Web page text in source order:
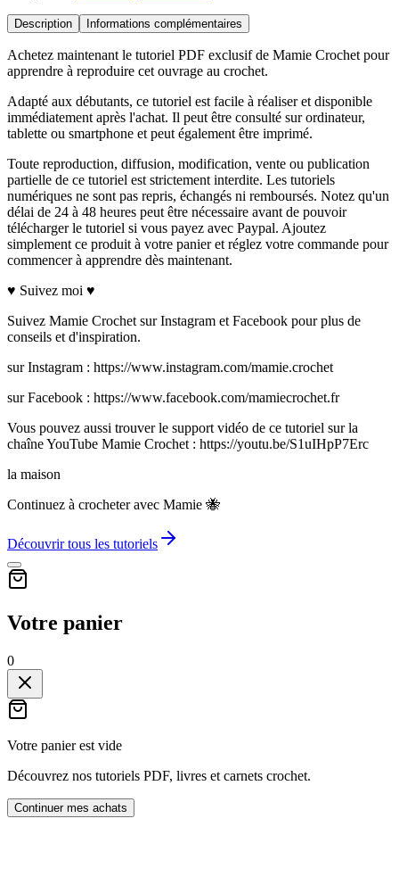
Description Informations complémentaires
Achetez maintenant le tutoriel PDF exclusif de Mamie Crochet pour
apprendre à reproduire cet ouvrage au crochet.
Adapté aux débutants, ce tutoriel est facile à réaliser et disponible
immédiatement après l'achat. Il peut être consulté sur ordinateur,
tablette ou smartphone et peut également être imprimé.
Toute reproduction, diffusion, modification, vente ou publication
partielle de ce tutoriel est strictement interdite. Les tutoriels
numériques ne sont pas repris, échangés ni remboursés. Notez qu'un
délai de 24 à 48 heures peut être nécessaire avant de pouvoir
télécharger le tutoriel si vous payez avec Paypal. Ajoutez
simplement ce produit à votre panier et réglez votre commande pour
commencer à apprendre dès maintenant.
♥ Suivez moi ♥
Suivez Mamie Crochet sur Instagram et Facebook pour plus de
conseils et d'inspiration.
sur Instagram : https://www.instagram.com/mamie.crochet
sur Facebook : https://www.facebook.com/mamiecrochet.fr
Vous pouvez aussi trouver le support vidéo de ce tutoriel sur la
chaîne YouTube Mamie Crochet : https://youtu.be/S1uIHpP7Erc
la maison
Continuez à crocheter avec Mamie 🐝
Découvrir tous les tutoriels
Votre panier
0
Votre panier est vide
Découvrez nos tutoriels PDF, livres et carnets crochet.
Continuer mes achats